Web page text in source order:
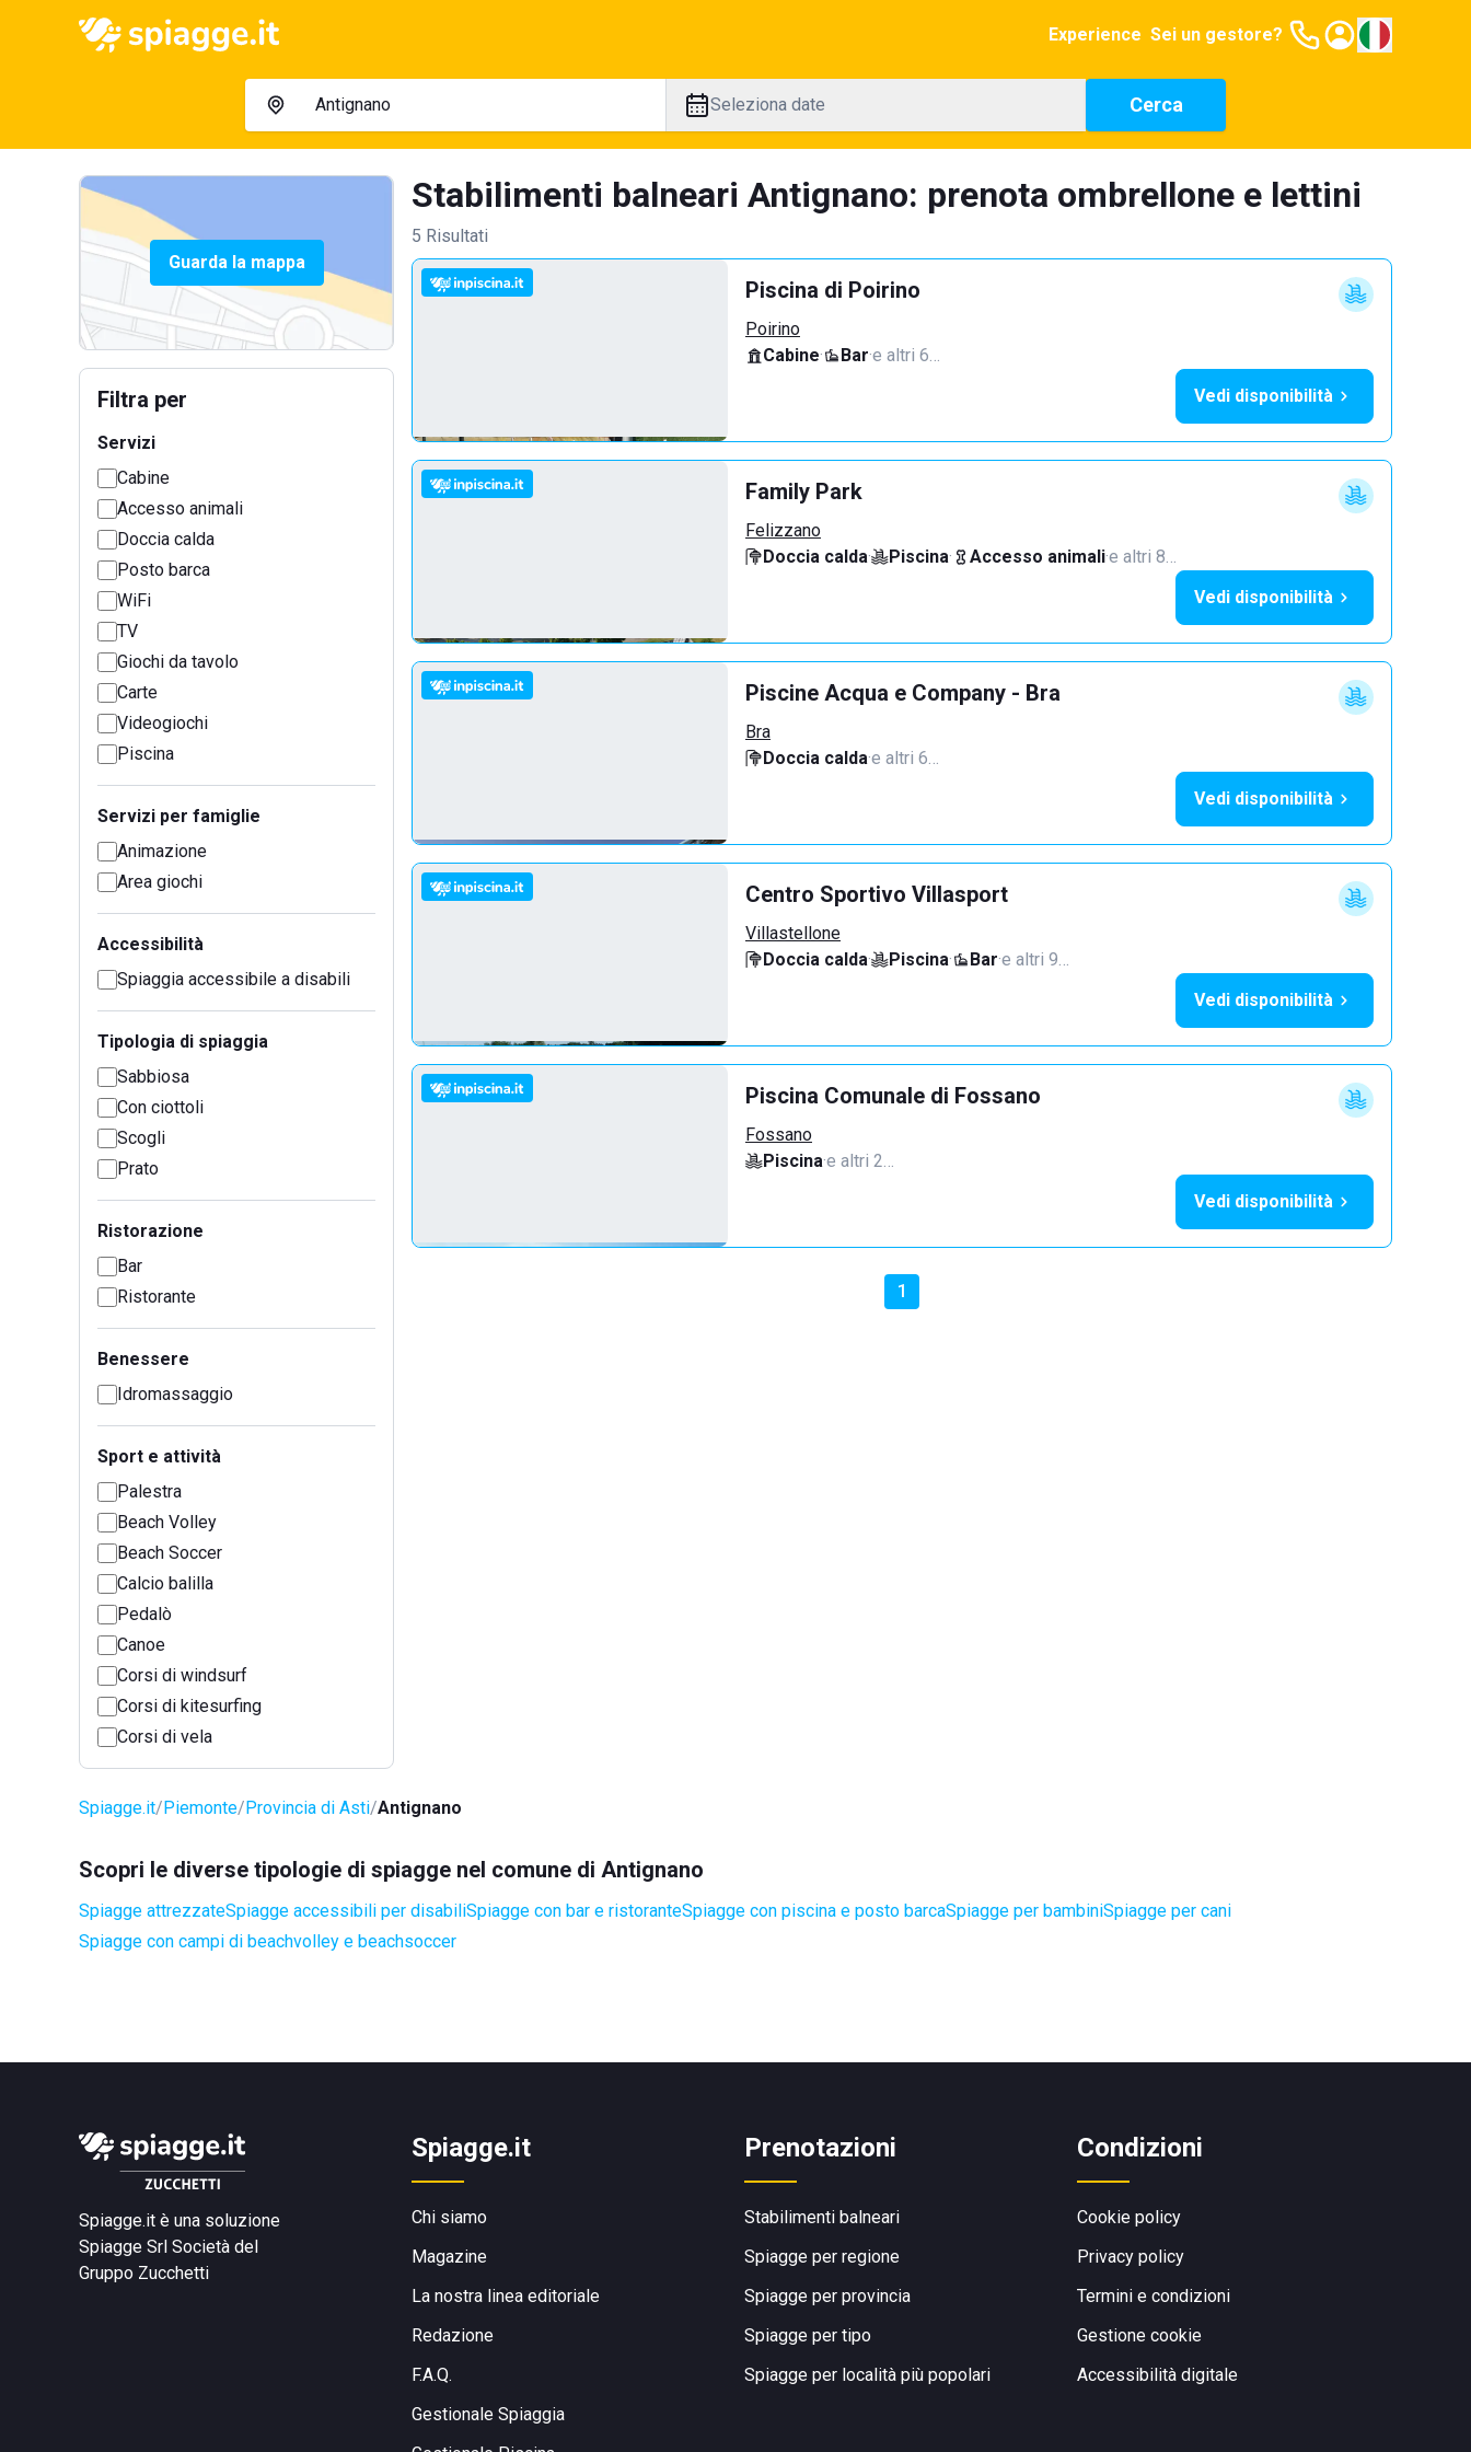
Experience Sei un gestore?
Seleziona date Cerca
Guarda la mappa
Filtra per
Servizi
Cabine
Accesso animali
Doccia calda
Posto barca
WiFi
TV
Giochi da tavolo
Carte
Videogiochi
Piscina
Servizi per famiglie
Animazione
Area giochi
Accessibilità
Spiaggia accessibile a disabili
Tipologia di spiaggia
Sabbiosa
Con ciottoli
Scogli
Prato
Ristorazione
Bar
Ristorante
Benessere
Idromassaggio
Sport e attività
Palestra
Beach Volley
Beach Soccer
Calcio balilla
Pedalò
Canoe
Corsi di windsurf
Corsi di kitesurfing
Corsi di vela
Stabilimenti balneari Antignano: prenota ombrellone e lettini
5 Risultati
Piscina di Poirino
Poirino
Cabine· Bar·e altri 6…
Vedi disponibilità
Family Park
Felizzano
Doccia calda· Piscina· Accesso animali·e altri 8…
Vedi disponibilità
Piscine Acqua e Company - Bra
Bra
Doccia calda·e altri 6…
Vedi disponibilità
Centro Sportivo Villasport
Villastellone
Doccia calda· Piscina· Bar·e altri 9…
Vedi disponibilità
Piscina Comunale di Fossano
Fossano
Piscina·e altri 2…
Vedi disponibilità
1
Spiagge.it Piemonte Provincia di Asti Antignano
Scopri le diverse tipologie di spiagge nel comune di Antignano
Spiagge attrezzateSpiagge accessibili per disabiliSpiagge con bar e ristoranteSpiagge con piscina e posto barcaSpiagge per bambiniSpiagge per cani
Spiagge con campi di beachvolley e beachsoccer
Spiagge.it è una soluzione
Spiagge Srl Società del
Gruppo Zucchetti
Spiagge.it
Chi siamo
Magazine
La nostra linea editoriale
Redazione
F.A.Q.
Gestionale Spiaggia
Prenotazioni
Stabilimenti balneari
Spiagge per regione
Spiagge per provincia
Spiagge per tipo
Spiagge per località più popolari
Condizioni
Cookie policy
Privacy policy
Termini e condizioni
Gestione cookie
Accessibilità digitale